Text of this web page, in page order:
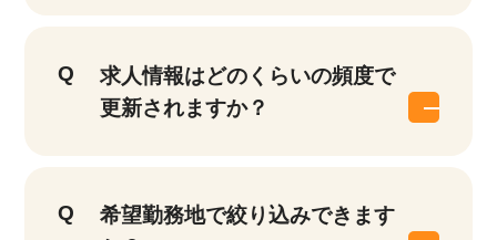
求人情報はどのくらいの頻度で
更新されますか？
希望勤務地で絞り込みできます